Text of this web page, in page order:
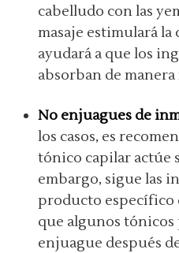
cabelludo con las
masaje estimulará
ayudará a que los
absorban de manera
No enjuagues de
los casos, es
tónico capilar actúe
embargo, sigue las
producto específico
que algunos
enjuague después